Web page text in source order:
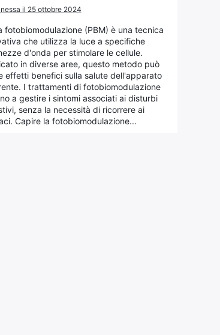
il 25 ottobre 2024
fotobiomodulazione (PBM) è una tecnica
che utilizza la luce a specifiche
d'onda per stimolare le cellule.
in diverse aree, questo metodo può
effetti benefici sulla salute dell'apparato
I trattamenti di fotobiomodulazione
a gestire i sintomi associati ai disturbi
senza la necessità di ricorrere ai
Capire la fotobiomodulazione...